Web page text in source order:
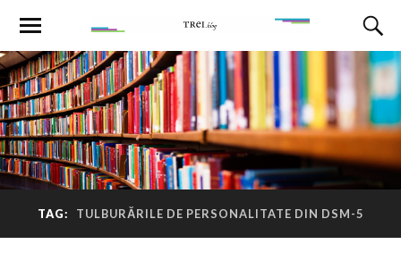
TAG: TULBURĂRILE DE PERSONALITATE DIN DSM-5